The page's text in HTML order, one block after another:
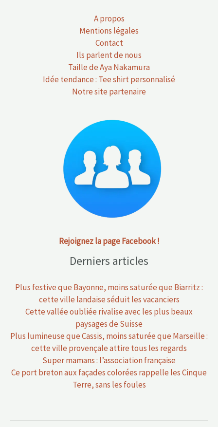
A propos
Mentions légales
Contact
Ils parlent de nous
Taille de Aya Nakamura
Idée tendance : Tee shirt personnalisé
Notre site partenaire
Rejoignez la page Facebook !
Derniers articles
Plus festive que Bayonne, moins saturée que Biarritz :
cette ville landaise séduit les vacanciers
Cette vallée oubliée rivalise avec les plus beaux
paysages de Suisse
Plus lumineuse que Cassis, moins saturée que Marseille :
cette ville provençale attire tous les regards
Super mamans : l’association française
Ce port breton aux façades colorées rappelle les Cinque
Terre, sans les foules